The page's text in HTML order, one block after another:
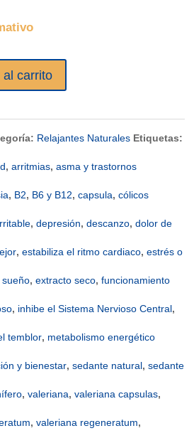
al carrito
Relajantes Naturales Etiquetas:
,arritmias,asma y trastornos
, B2, B6 y B12,capsula,cólicos
,depresión,descanzo,dolor de
,estabiliza el ritmo cardiaco,estrés o
sueño,extracto seco,funcionamiento
, inhibe el Sistema Nervioso Central,
temblor, metabolismo energético
y bienestar,sedante natural,sedante
,valeriana,valeriana capsulas,
,valeriana regeneratum,